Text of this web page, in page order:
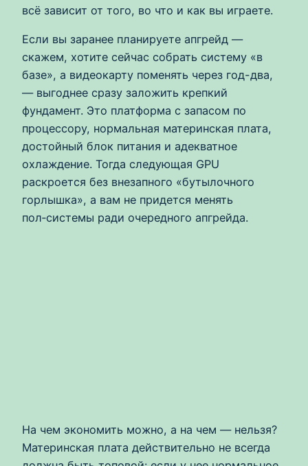
всё зависит от того, во что и как вы играете.
Если вы заранее планируете апгрейд —
скажем, хотите сейчас собрать систему «в
базе», а видеокарту поменять через год-два,
— выгоднее сразу заложить крепкий
фундамент. Это платформа с запасом по
процессору, нормальная материнская плата,
достойный блок питания и адекватное
охлаждение. Тогда следующая GPU
раскроется без внезапного «бутылочного
горлышка», а вам не придется менять
пол‑системы ради очередного апгрейда.
На чем экономить можно, а на чем — нельзя?
Материнская плата действительно не всегда